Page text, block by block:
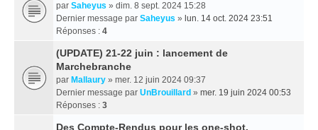
par Saheyus » dim. 8 sept. 2024 15:28
Dernier message par Saheyus » lun. 14 oct. 2024 23:51
Réponses : 4
(UPDATE) 21-22 juin : lancement de
Marchebranche
par Mallaury » mer. 12 juin 2024 09:37
Dernier message par UnBrouillard » mer. 19 juin 2024 00:53
Réponses : 3
Des Compte-Rendus pour les one-shot.